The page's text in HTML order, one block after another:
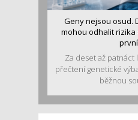
Geny nejsou osud.
mohou odhalit
Za deset až
přečtení genetické
běžnou